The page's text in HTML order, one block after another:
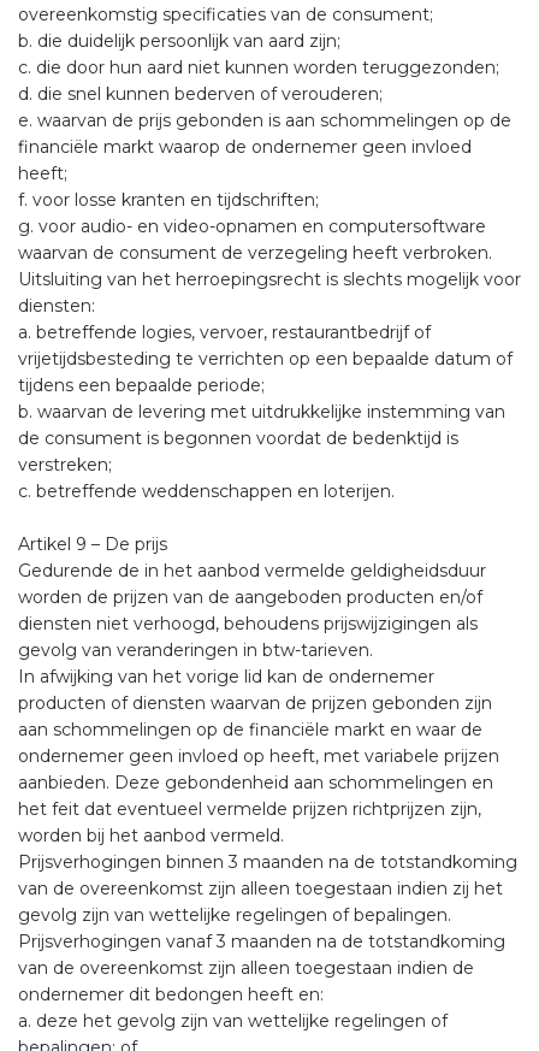
overeenkomstig specificaties van de consument;
b. die duidelijk persoonlijk van aard zijn;
c. die door hun aard niet kunnen worden teruggezonden;
d. die snel kunnen bederven of verouderen;
e. waarvan de prijs gebonden is aan schommelingen op de
financiële markt waarop de ondernemer geen invloed
heeft;
f. voor losse kranten en tijdschriften;
g. voor audio- en video-opnamen en computersoftware
waarvan de consument de verzegeling heeft verbroken.
Uitsluiting van het herroepingsrecht is slechts mogelijk voor
diensten:
a. betreffende logies, vervoer, restaurantbedrijf of
vrijetijdsbesteding te verrichten op een bepaalde datum of
tijdens een bepaalde periode;
b. waarvan de levering met uitdrukkelijke instemming van
de consument is begonnen voordat de bedenktijd is
verstreken;
c. betreffende weddenschappen en loterijen.
Artikel 9 – De prijs
Gedurende de in het aanbod vermelde geldigheidsduur
worden de prijzen van de aangeboden producten en/of
diensten niet verhoogd, behoudens prijswijzigingen als
gevolg van veranderingen in btw-tarieven.
In afwijking van het vorige lid kan de ondernemer
producten of diensten waarvan de prijzen gebonden zijn
aan schommelingen op de financiële markt en waar de
ondernemer geen invloed op heeft, met variabele prijzen
aanbieden. Deze gebondenheid aan schommelingen en
het feit dat eventueel vermelde prijzen richtprijzen zijn,
worden bij het aanbod vermeld.
Prijsverhogingen binnen 3 maanden na de totstandkoming
van de overeenkomst zijn alleen toegestaan indien zij het
gevolg zijn van wettelijke regelingen of bepalingen.
Prijsverhogingen vanaf 3 maanden na de totstandkoming
van de overeenkomst zijn alleen toegestaan indien de
ondernemer dit bedongen heeft en:
a. deze het gevolg zijn van wettelijke regelingen of